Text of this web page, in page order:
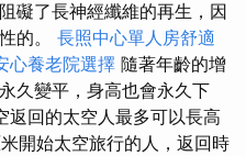
礙了長神經纖維的再生，因
的。 長照中心單人房舒適
心養老院選擇 隨著年齡的增
久變平，身高也會永久下
返回的太空人最多可以長高
開始太空旅行的人，返回時